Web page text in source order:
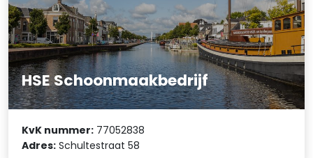
HSE Schoonmaakbedrijf
KvK nummer: 77052838
Adres: Schultestraat 58